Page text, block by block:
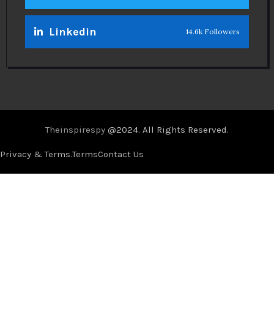
Linkedin 14.6k Followers
Theinspirespy @2024. All Rights Reserved.
Privacy & Terms.TermsContact Us